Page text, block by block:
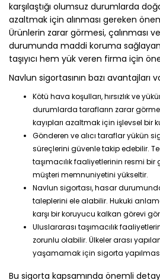
karşılaştığı olumsuz durumlarda
azaltmak için alınması gereken
Ürünlerin zarar görmesi, çalınması
durumunda maddi koruma
taşıyıcı hem yük veren firma için
Navlun sigortasının bazı avantajları
Kötü hava koşulları, hırsızlık ve
durumlarda tarafların zarar
kayıpları azaltmak için işlevsel bir
Gönderen ve alıcı taraflar yükün
süreçlerini güvenle takip edebilir.
taşımacılık faaliyetlerinin resmi
müşteri memnuniyetini yükseltir.
Navlun sigortası, hasar
taleplerini ele alabilir. Hukuki
karşı bir koruyucu kalkan görevi
Uluslararası taşımacılık
zorunlu olabilir. Ülkeler arası
yaşamamak için sigorta
Bu sigorta kapsamında önemli